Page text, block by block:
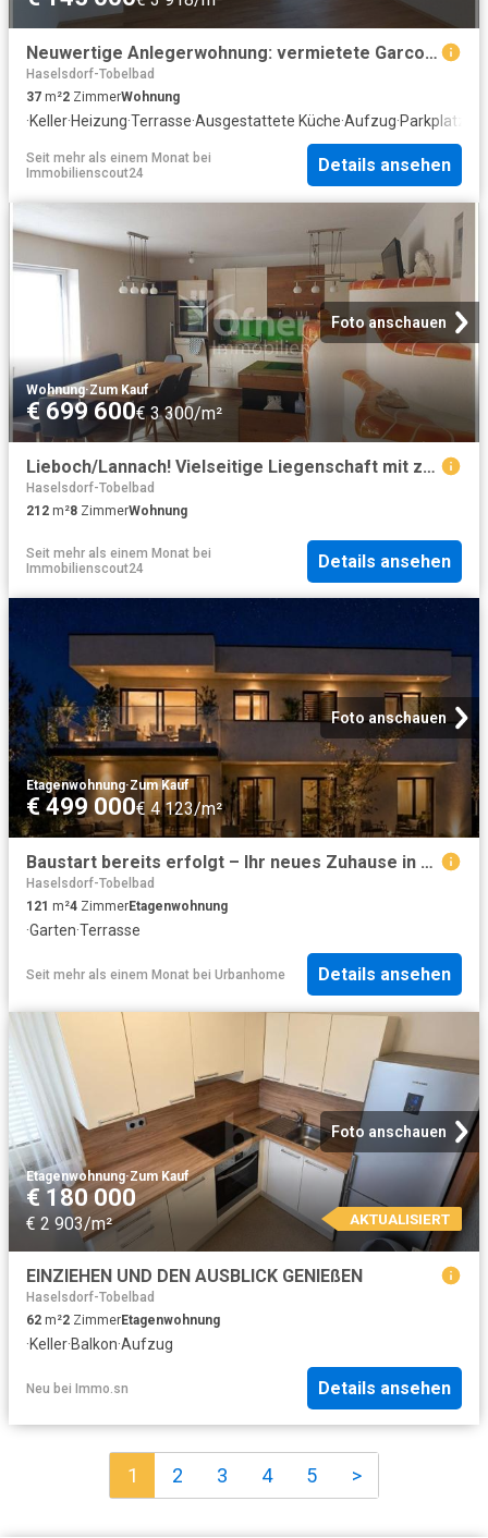
Neuwertige Anlegerwohnung: vermietete Garconnière in Graz Gösting
Haselsdorf-Tobelbad
37 m²2 ZimmerWohnung
·Keller·Heizung·Terrasse·Ausgestattete Küche·Aufzug·Parkplatz
Seit mehr als einem Monat bei
Immobilienscout24
Details ansehen
Foto anschauen
Wohnung·Zum Kauf
€ 699 600€ 3 300/m²
Lieboch/Lannach! Vielseitige Liegenschaft mit zwei Wohneinheiten im Grünen
Haselsdorf-Tobelbad
212 m²8 ZimmerWohnung
Seit mehr als einem Monat bei
Immobilienscout24
Details ansehen
Foto anschauen
Etagenwohnung·Zum Kauf
€ 499 000€ 4 123/m²
Baustart bereits erfolgt – Ihr neues Zuhause in Graz Umgebung!
Haselsdorf-Tobelbad
121 m²4 ZimmerEtagenwohnung
·Garten·Terrasse
Seit mehr als einem Monat bei Urbanhome Details ansehen
Foto anschauen
Etagenwohnung·Zum Kauf
€ 180 000
€ 2 903/m² AKTUALISIERT
EINZIEHEN UND DEN AUSBLICK GENIEßEN
Haselsdorf-Tobelbad
62 m²2 ZimmerEtagenwohnung
·Keller·Balkon·Aufzug
Neu bei Immo.sn Details ansehen
1 2 3 4 5 >